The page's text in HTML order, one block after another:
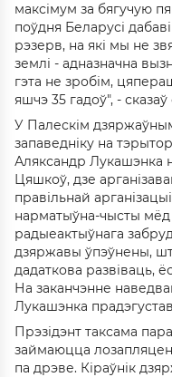
максімум за бягучую
поўдня Беларусі
рэзерв, на які мы не
землі - адназначна
гэта не зробім,
яшчэ 35 гадоў", - сказаў
У Палескім
запаведніку на
Аляксандр Лукашэнка
Цяшкоў, дзе
правільнай
нарматыўна-чысты мёд
радыеактыўнага
дзяржавы ўпэўнены,
дадаткова развіваць,
На заканчэнне
Лукашэнка
Прэзідэнт таксама
займаюцца
па дрэве. Кіраўнік